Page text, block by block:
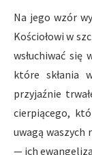
Na jego wzór
Kościołowi w
wsłuchiwać się
które skłania
przyjaźnie
cierpiącego,
uwagą waszych
— ich